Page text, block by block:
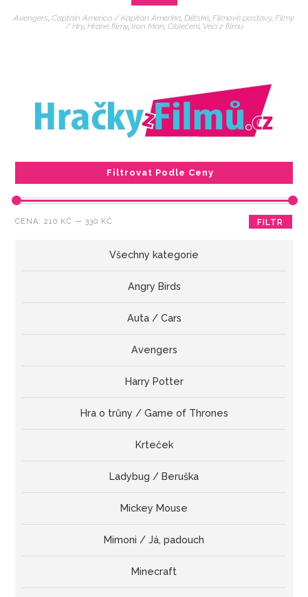
Avengers Captain America / Kapitán Amerika Dětské Filmové postavy, Filmy
/ Hry, Hrané filmy, Iron Man Oblečení, Veci z filmu
Filtrovat Podle Ceny
Minimální
Maximální
FILTR
CENA:210 KČ —330 KČ
Všechny kategorie
Angry Birds
Auta / Cars
Avengers
Harry Potter
Hra o trůny / Game of Thrones
Krteček
Ladybug / Beruška
Mickey Mouse
Mimoni / Já, padouch
Minecraft